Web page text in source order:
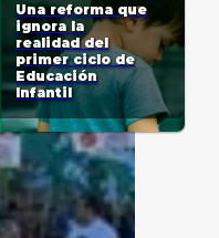
Una reforma que
ignora la
realidad del
primer ciclo de
Educación
Infantil